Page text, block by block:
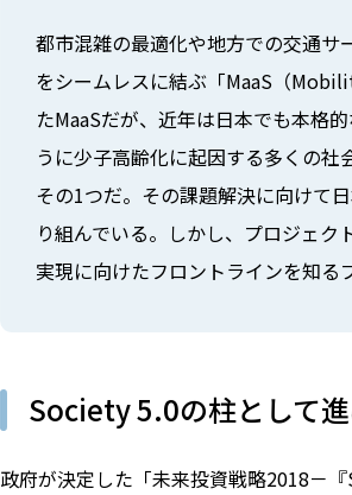
都市混雑の最適化や地方での交通
をシームレスに結ぶ「MaaS（
たMaaSだが、近年は日本でも本格
うに少子高齢化に起因する多くの
その1つだ。その課題解決に向けて
り組んでいる。しかし、プロジェク
実現に向けたフロントラインを知る
Society 5.0の柱として
政府が決定した「未来投資戦略2018－